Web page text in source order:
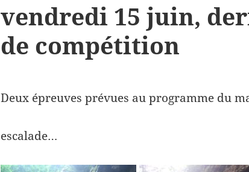
vendredi 15 juin,
de compétition
Deux épreuves prévues au programme du
escalade…